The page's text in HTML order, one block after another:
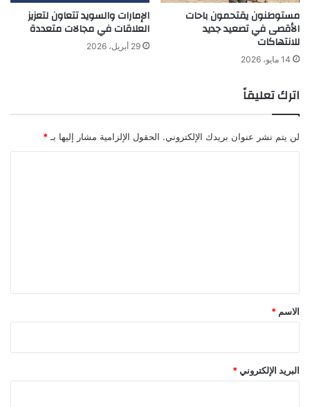
مستوطنون يقتحمون باحات
الأقصى في تصعيد جديد
للانتهاكات
14 مايو، 2026
الإمارات والسويد تتعاون لتعزيز
العلاقات في مجالات متعددة
29 أبريل، 2026
اترك تعليقاً
لن يتم نشر عنوان بريدك الإلكتروني. الحقول الإلزامية مشار إليها بـ *
*
الاسم *
البريد الإلكتروني *